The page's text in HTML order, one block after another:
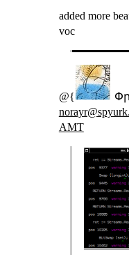
added more
voc
@{
AMT